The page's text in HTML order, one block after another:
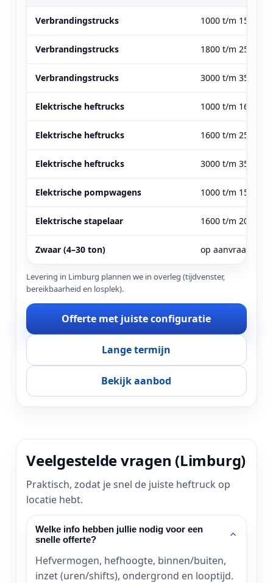
Verbrandingstrucks 1000 t/m 1500 kg
Verbrandingstrucks 1800 t/m 2500 kg
Verbrandingstrucks 3000 t/m 3500 kg
Elektrische heftrucks 1000 t/m 1600 kg
Elektrische heftrucks 1600 t/m 2500 kg
Elektrische heftrucks 3000 t/m 3500 kg
Elektrische pompwagens 1000 t/m 1500 kg
Elektrische stapelaar 1600 t/m 2000 kg
Zwaar (4–30 ton) op aanvraag
Levering in Limburg plannen we in overleg (tijdvenster,
bereikbaarheid en losplek).
Offerte met juiste configuratie
Lange termijn
Bekijk aanbod
Veelgestelde vragen (Limburg)
Praktisch, zodat je snel de juiste heftruck op
locatie hebt.
Welke info hebben jullie nodig voor een
snelle offerte?
Hefvermogen, hefhoogte, binnen/buiten,
inzet (uren/shifts), ondergrond en looptijd.